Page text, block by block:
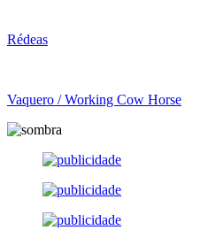
Rédeas
Vaquero / Working Cow Horse